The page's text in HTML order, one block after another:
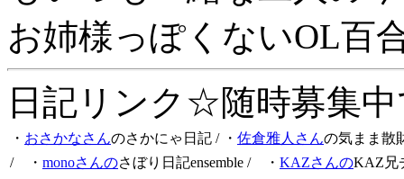
お姉様っぽくないOL百
日記リンク☆随時募集
・ おさかなさんのさかにゃ日記 / ・ 佐倉雅人さんの気まま散
/ ・ monoさんのさぼり日記ensemble / ・ KAZさんのKAZ兄